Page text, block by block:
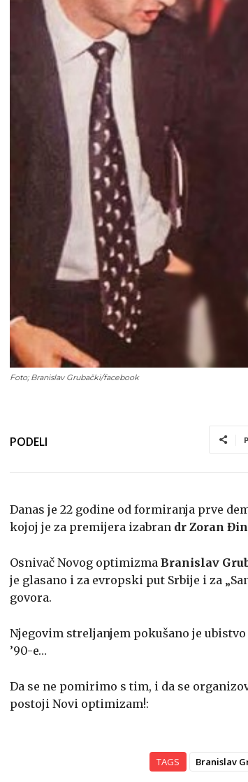
Foto; Branislav Grubački/facebook
PODELI
Danas je 22 godine od formiranja prve
kojoj je za premijera izabran dr Zoran
Osnivač Novog optimizma Branislav
je glasano i za evropski put Srbije i za
govora.
Njegovim streljanjem pokušano je
’90-e…
Da se ne pomirimo s tim, i da se
postoji Novi optimizam!:
TAGS Branislav